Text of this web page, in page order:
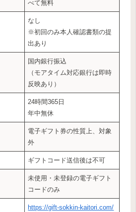
べて無料
なし
※初回のみ本人確認書類の提
出あり
国内銀行振込
（モアタイム対応銀行は即時
反映あり）
24時間365日
年中無休
電子ギフト券の性質上、対象
外
ギフトコード送信後は不可
未使用・未登録の電子ギフト
コードのみ
https://gift-sokkin-kaitori.com/